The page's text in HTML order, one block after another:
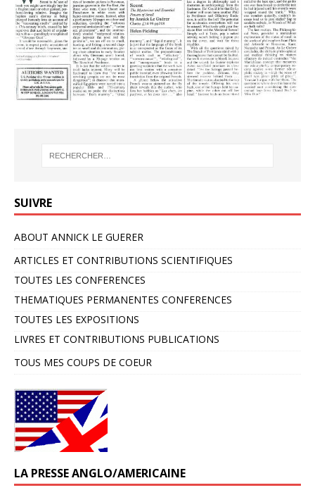
SUIVRE
ABOUT ANNICK LE GUERER
ARTICLES ET CONTRIBUTIONS SCIENTIFIQUES
TOUTES LES CONFERENCES
THEMATIQUES PERMANENTES CONFERENCES
TOUTES LES EXPOSITIONS
LIVRES ET CONTRIBUTIONS PUBLICATIONS
TOUS MES COUPS DE COEUR
LA PRESSE ANGLO/AMERICAINE